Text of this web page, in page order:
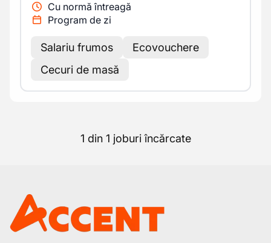
Cu normă întreagă
Program de zi
Salariu frumos
Ecovouchere
Cecuri de masă
1 din 1 joburi încărcate